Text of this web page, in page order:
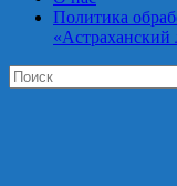
Политика
«Астраханский